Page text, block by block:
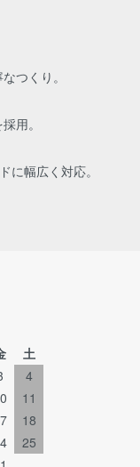
つくり。
用。
に幅広く対応。
土
4
11
18
25